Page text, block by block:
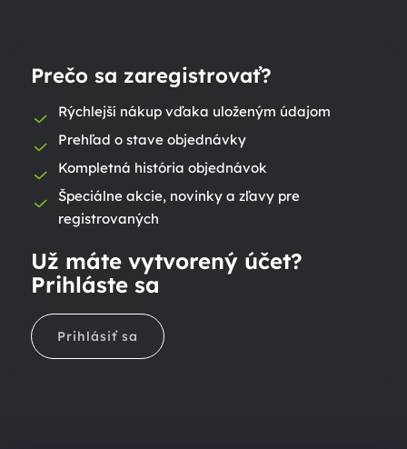
Prečo sa zaregistrovať?
Rýchlejší nákup vďaka uloženým údajom
Prehľad o stave objednávky
Kompletná história objednávok
Špeciálne akcie, novinky a zľavy pre
registrovaných
Už máte vytvorený účet?
Prihláste sa
Prihlásiť sa